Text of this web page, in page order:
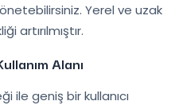
Yerel ve uzak
artırılmıştır.
Alanı
ile geniş bir kullanıcı